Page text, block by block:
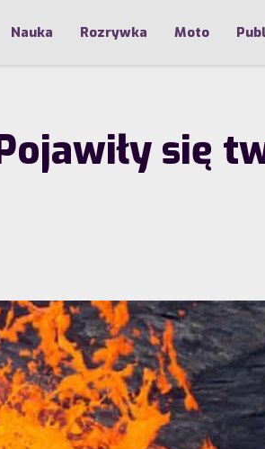
Nauka Rozrywka Moto
się